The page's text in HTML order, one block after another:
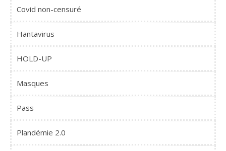
Covid non-censuré
Hantavirus
HOLD-UP
Masques
Pass
Plandémie 2.0